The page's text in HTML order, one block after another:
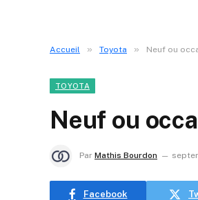
Accueil » Toyota » Neuf ou
TOYOTA
Neuf ou
Par Mathis Bourdon
Facebook